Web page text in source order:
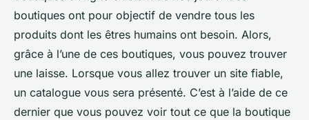
boutiques ont pour objectif de vendre tous les
produits dont les êtres humains ont besoin. Alors,
grâce à l’une de ces boutiques, vous pouvez trouver
une laisse. Lorsque vous allez trouver un site fiable,
un catalogue vous sera présenté. C’est à l’aide de ce
dernier que vous pouvez voir tout ce que la boutique